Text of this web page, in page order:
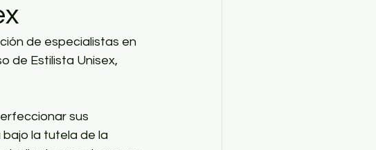
de especialistas en
de Estilista Unisex,
sus
la tutela de la